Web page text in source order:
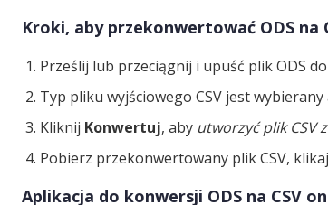
Kroki, aby przekonwertować ODS na
Prześlij lub przeciągnij i upuść plik ODS
Typ pliku wyjściowego CSV jest
Kliknij Konwertuj, aby utworzyć plik CSV
Pobierz przekonwertowany plik CSV,
Aplikacja do konwersji ODS na CSV